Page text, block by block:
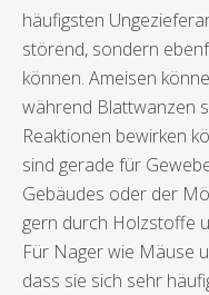
häufigsten
störend, sondern
können. Ameisen
während Blattwanzen
Reaktionen bewirken
sind gerade für
Gebäudes oder der
gern durch Holzstoffe
Für Nager wie Mäuse
dass sie sich sehr